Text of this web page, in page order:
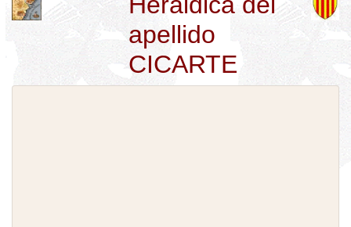
apellido
CICARTE